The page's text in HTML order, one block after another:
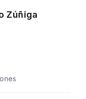
Zúñiga